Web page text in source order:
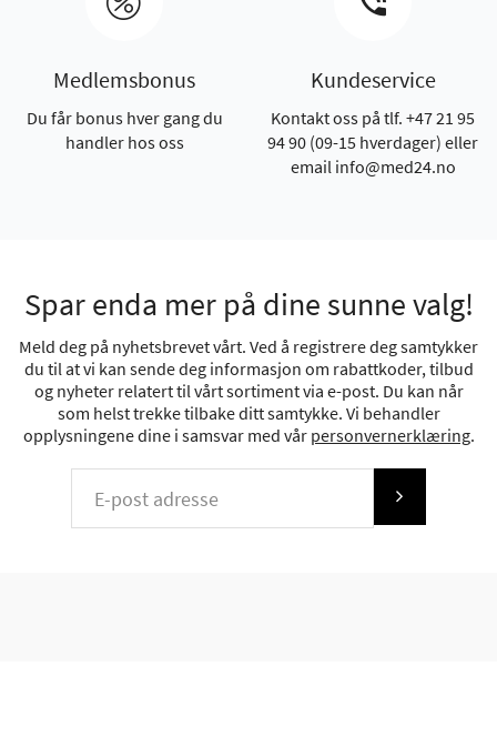
Medlemsbonus
Du får bonus hver gang du
handler hos oss
Kundeservice
Kontakt oss på tlf. +47 21 95
94 90 (09-15 hverdager) eller
email info@med24.no
Spar enda mer på dine sunne valg!
Meld deg på nyhetsbrevet vårt. Ved å registrere deg samtykker
du til at vi kan sende deg informasjon om rabattkoder, tilbud
og nyheter relatert til vårt sortiment via e-post. Du kan når
som helst trekke tilbake ditt samtykke. Vi behandler
opplysningene dine i samsvar med vår personvernerklæring.